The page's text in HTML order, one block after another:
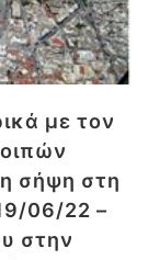
με τον
σήψη στη
06/22 –
στην